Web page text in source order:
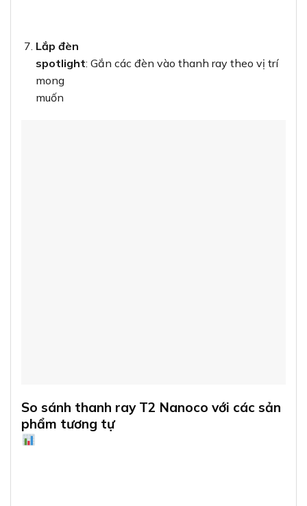
Lắp đèn
spotlight: Gắn các đèn vào thanh ray theo vị trí
mong
muốn
So sánh thanh ray T2 Nanoco với các sản
phẩm tương tự